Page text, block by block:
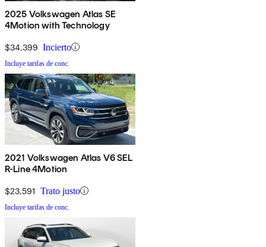
2025 Volkswagen Atlas SE
4Motion with Technology
$34,399 Incierto
Incluye tarifas de conc.
2021 Volkswagen Atlas V6 SEL
R-Line 4Motion
$23,591 Trato justo
Incluye tarifas de conc.